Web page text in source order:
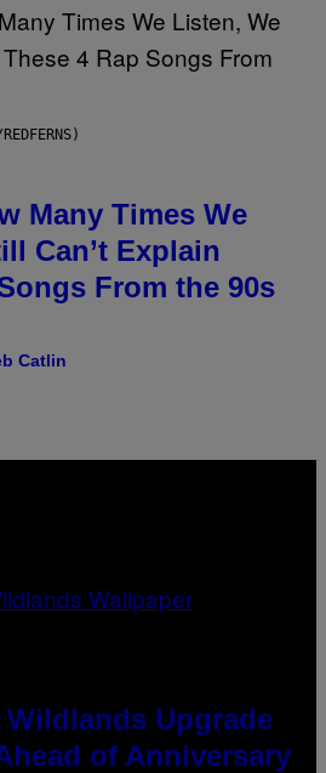
Many Times We
Can’t Explain
From the 90s
Catlin
Upgrade
of Anniversary